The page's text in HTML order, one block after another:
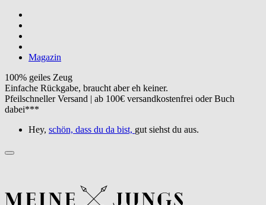
Magazin
100% geiles Zeug
Einfache Rückgabe, braucht aber eh keiner.
Pfeilschneller Versand | ab 100€ versandkostenfrei oder Buch
dabei***
Hey, schön, dass du da bist, gut siehst du aus.